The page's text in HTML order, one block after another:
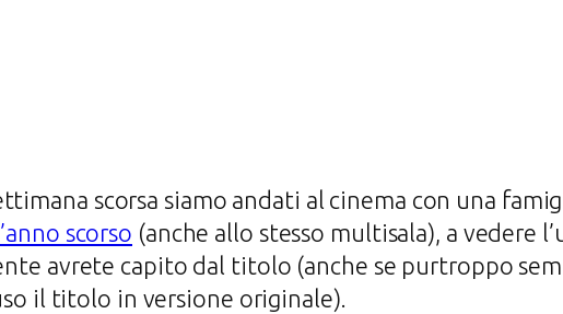
scorsa siamo andati al cinema con una
scorso (anche allo stesso multisala), a vedere
avrete capito dal titolo (anche se purtroppo
il titolo in versione originale).